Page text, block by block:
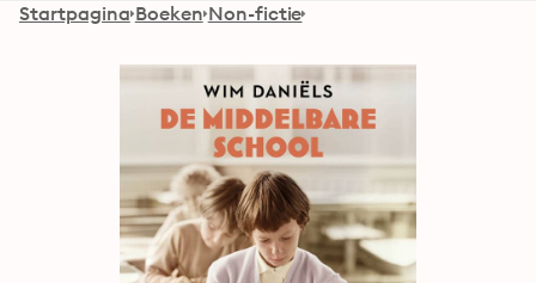
Startpagina Boeken Non-fictie